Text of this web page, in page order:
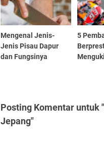
Mengenal Jenis-
Jenis Pisau Dapur
dan Fungsinya
5
Posting Komentar untuk
Jepang"